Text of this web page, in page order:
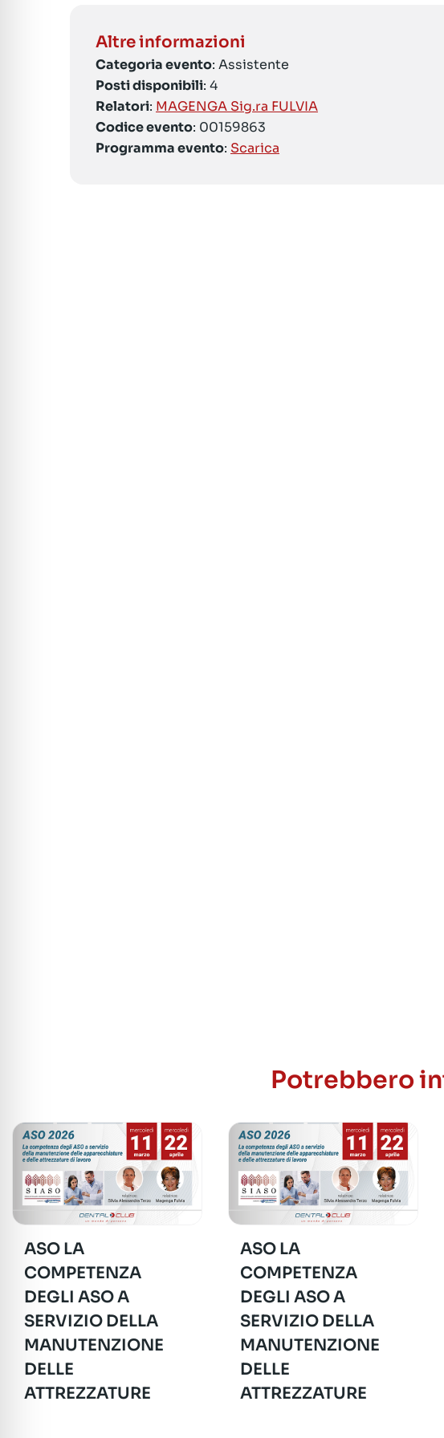
Altre informazioni
Categoria evento: Assistente
Posti disponibili: 4
Relatori: MAGENGA Sig.ra FULVIA
Codice evento: 00159863
Programma evento: Scarica
Potrebbero
ASO LA
COMPETENZA
DEGLI ASO A
SERVIZIO DELLA
MANUTENZIONE
DELLE
ATTREZZATURE
ASO LA
COMPETENZA
DEGLI ASO A
SERVIZIO DELLA
MANUTENZIONE
DELLE
ATTREZZATURE